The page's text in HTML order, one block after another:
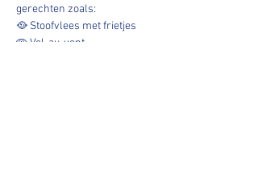
gerechten zoals:
🥘 Stoofvlees met frietjes
🥧 Vol-au-vent